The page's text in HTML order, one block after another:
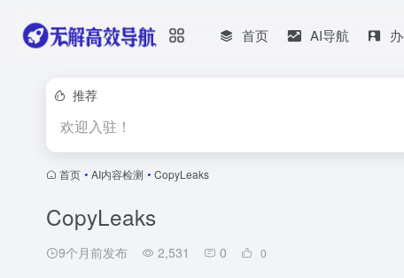
首页 AI导航
推荐
欢迎入驻！
首页 • AI内容检测 • CopyLeaks
CopyLeaks
9个月前发布 2,531 0 0